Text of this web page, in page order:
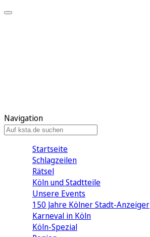
Navigation
Startseite
Schlagzeilen
Rätsel
Köln und Stadtteile
Unsere Events
150 Jahre Kölner Stadt-Anzeiger
Karneval in Köln
Köln-Spezial